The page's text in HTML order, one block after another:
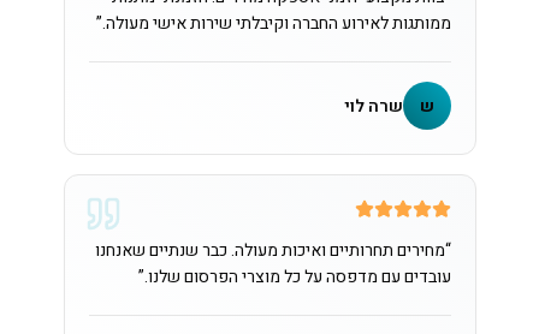
ממותגות לאירוע החברה וקיבלתי שירות אישי מעולה.”
ש שרה לוי
“מחירים תחרותיים ואיכות מעולה. כבר שנתיים שאנחנו
עובדים עם מדפסה על כל מוצרי הפרסום שלנו.”